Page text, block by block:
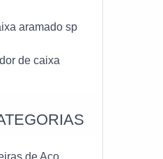
aramado sp
de caixa
de Aço